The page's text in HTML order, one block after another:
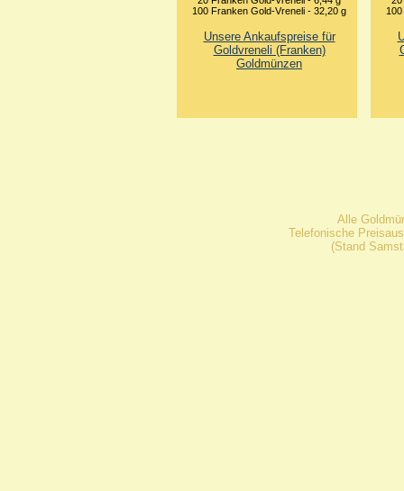
100 Franken Gold-Vreneli - 32,20 g
Unsere Ankaufspreise für
Goldvreneli (Franken)
Goldmünzen
Alle
Telefonische
(Stand